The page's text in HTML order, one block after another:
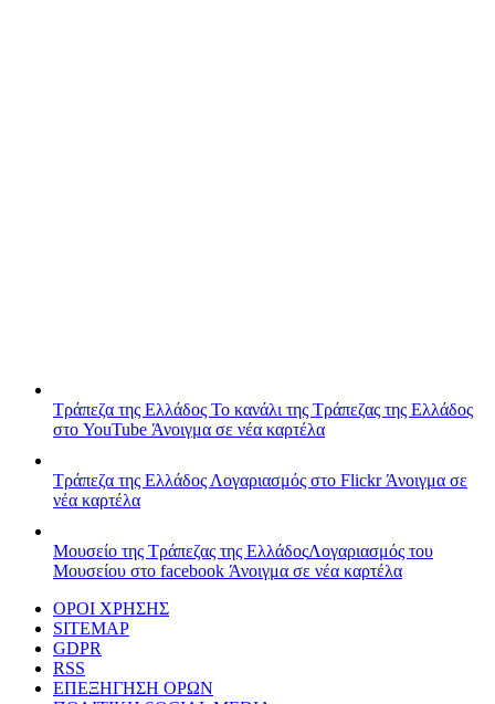
Τράπεζα της Ελλάδος Το κανάλι της Τράπεζας της Ελλάδος
στο YouTube Άνοιγμα σε νέα καρτέλα
Τράπεζα της Ελλάδος Λογαριασμός στο FlickrΆνοιγμα σε
νέα καρτέλα
Μουσείο της Τράπεζας της ΕλλάδοςΛογαριασμός του
Μουσείου στο facebook Άνοιγμα σε νέα καρτέλα
ΟΡΟΙ ΧΡΗΣΗΣ
SITEMAP
GDPR
RSS
ΕΠΕΞΗΓΗΣΗ ΟΡΩΝ